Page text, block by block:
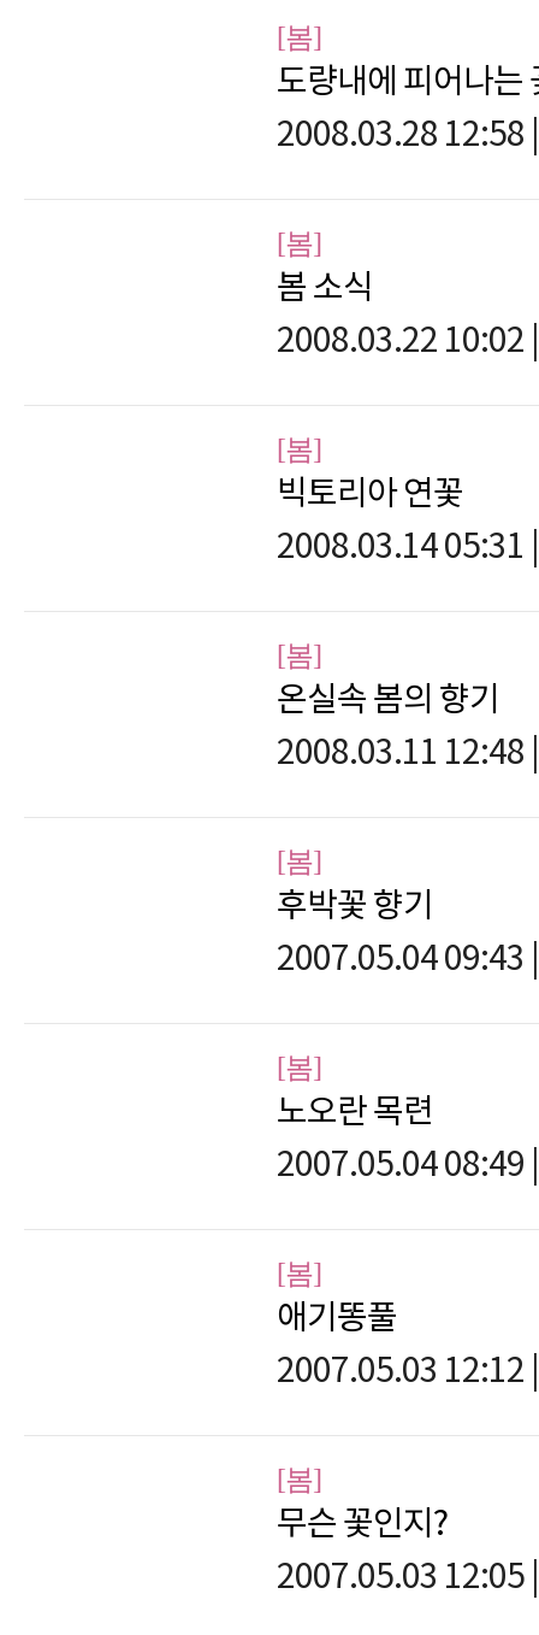
[봄]
도량내에 피어나는
2008.03.28 12:58
[봄]
봄 소식
2008.03.22 10:02
[봄]
빅토리아 연꽃
2008.03.14 05:31
[봄]
온실속 봄의 향기
2008.03.11 12:48
[봄]
후박꽃 향기
2007.05.04 09:43
[봄]
노오란 목련
2007.05.04 08:49
[봄]
애기똥풀
2007.05.03 12:12
[봄]
무슨 꽃인지?
2007.05.03 12:05